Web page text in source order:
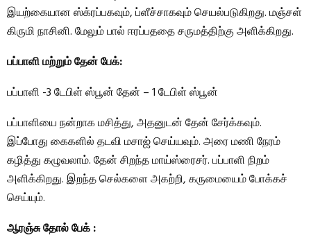
இயற்கையான ஸ்க்ரப்பகவும், ப்ளீச்சாகவும் செயல்படுகிறது. மஞ்சள்
கிருமி நாசினி. மேலும் பால் ஈரப்பததை சருமத்திற்கு அளிக்கிறது.
பப்பாளி மற்றும் தேன் பேக்:
பப்பாளி -3 டேபிள் ஸ்பூன் தேன் – 1 டேபிள் ஸ்பூன்
பப்பாளியை நன்றாக மசித்து, அதனுடன் தேன் சேர்க்கவும்.
இப்போது கைகளில் தடவி மசாஜ் செய்யவும். அரை மணி நேரம்
கழித்து கழுவலாம். தேன் சிறந்த மாய்ஸ்ரைசர். பப்பாளி நிறம்
அளிக்கிறது. இறந்த செல்களை அகற்றி, கருமையைம் போக்கச்
செய்யும்.
ஆரஞ்சு தோல் பேக் :